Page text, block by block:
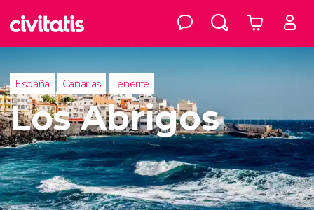
España Canarias Tenerife
Los Abrigos